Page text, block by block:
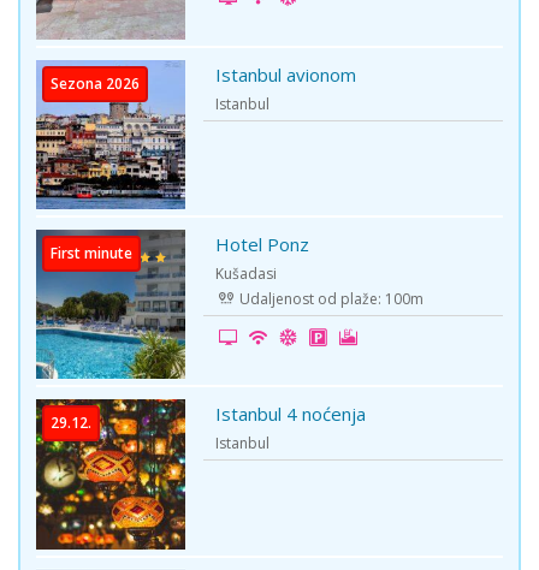
Sezona 2026 Istanbul avionom
Istanbul
First minute Hotel Ponz
Kušadasi
Udaljenost od plaže: 100m
29.12. Istanbul 4 noćenja
Istanbul